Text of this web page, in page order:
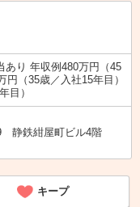
あり 年収例480万円（45
（35歳／入社15年目）
目）
静鉄紺屋町ビル4階
キープ